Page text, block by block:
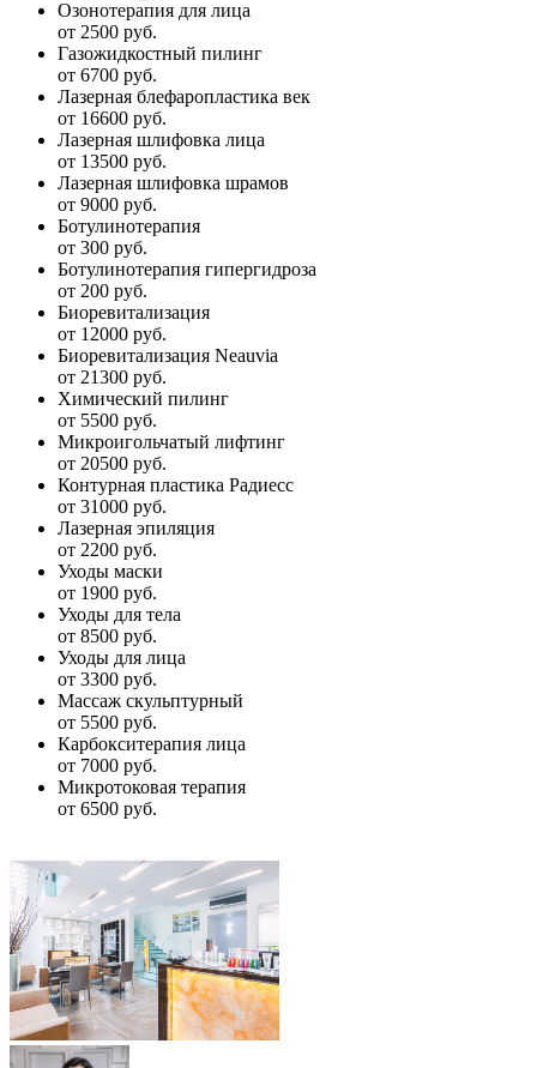
Озонотерапия для лица
от 2500 руб.
Газожидкостный пилинг
от 6700 руб.
Лазерная блефаропластика век
от 16600 руб.
Лазерная шлифовка лица
от 13500 руб.
Лазерная шлифовка шрамов
от 9000 руб.
Ботулинотерапия
от 300 руб.
Ботулинотерапия гипергидроза
от 200 руб.
Биоревитализация
от 12000 руб.
Биоревитализация Neauvia
от 21300 руб.
Химический пилинг
от 5500 руб.
Микроигольчатый лифтинг
от 20500 руб.
Контурная пластика Радиесс
от 31000 руб.
Лазерная эпиляция
от 2200 руб.
Уходы маски
от 1900 руб.
Уходы для тела
от 8500 руб.
Уходы для лица
от 3300 руб.
Массаж скульптурный
от 5500 руб.
Карбокситерапия лица
от 7000 руб.
Микротоковая терапия
от 6500 руб.